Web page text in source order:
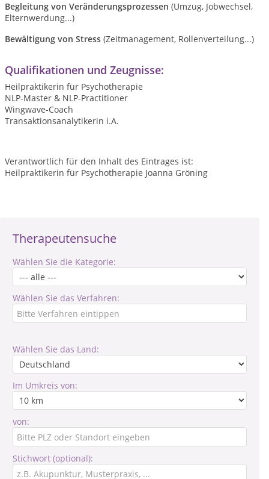
Therapeutensuche
Wählen Sie die Kategorie:
Wählen Sie das Verfahren:
Wählen Sie das Land:
Im Umkreis von:
von:
Stichwort (optional):
Begleitung von Veränderungsprozessen (Umzug, Jobwechsel,
Elternwerdung...)
Bewältigung von Stress (Zeitmanagement, Rollenverteilung...)
Qualifikationen und Zeugnisse:
Heilpraktikerin für Psychotherapie
NLP-Master & NLP-Practitioner
Wingwave-Coach
Transaktionsanalytikerin i.A.
Verantwortlich für den Inhalt des Eintrages ist:
Heilpraktikerin für Psychotherapie Joanna Gröning